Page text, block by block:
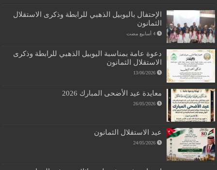
الإحتفال باليوبيل الذهبي للرابطة وذكرى الاستقلال
الثمانون
‏4 أسابيع مضت
دعوة عامة بمناسبة اليوبيل الذهبي للرابطة وذكرى
الاستقلال الثمانون
13/06/2026
معايدة عيد الأضحى المبارك 2026
26/05/2026
عيد الاستقلال الثمانون
24/05/2026